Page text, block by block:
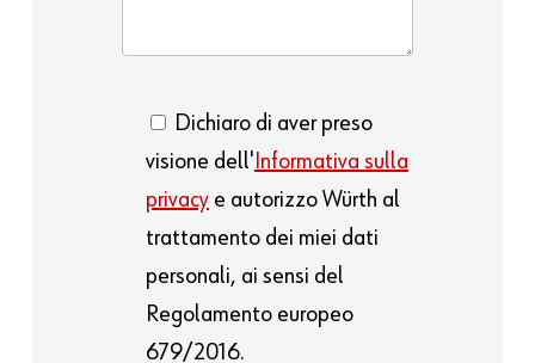
Dichiaro di aver preso
visione dell' Informativa sulla
privacye autorizzo Würth al
trattamento dei miei dati
personali, ai sensi del
Regolamento europeo
679/2016.